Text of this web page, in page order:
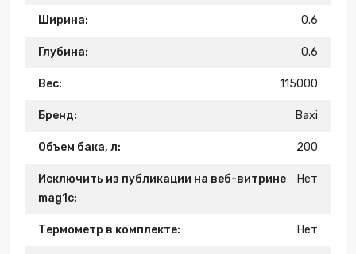
Ширина: 0.6
Глубина: 0.6
Вес: 115000
Бренд: Baxi
Объем бака, л: 200
Исключить из публикации на веб-витрине
mag1c:
Нет
Термометр в комплекте: Нет